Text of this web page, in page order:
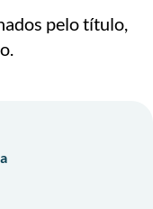
pelo título,